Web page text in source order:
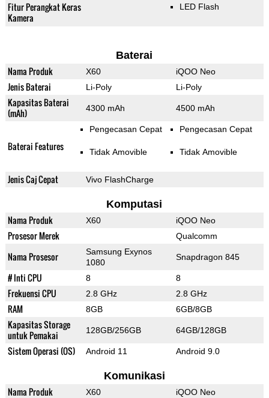
Fitur Perangkat Keras
Kamera
LED Flash
Baterai
Nama Produk X60 iQOO Neo
Jenis Baterai Li-Poly Li-Poly
Kapasitas Baterai
(mAh)
4300 mAh 4500 mAh
Baterai Features
Pengecasan Cepat
Tidak Amovible
Pengecasan Cepat
Tidak Amovible
Jenis Caj Cepat Vivo FlashCharge
Komputasi
Nama Produk X60 iQOO Neo
Prosesor Merek Qualcomm
Nama Prosesor
Samsung Exynos
1080
Snapdragon 845
# Inti CPU 8 8
Frekuensi CPU 2.8 GHz 2.8 GHz
RAM 8GB 6GB/8GB
Kapasitas Storage
untuk Pemakai
128GB/256GB 64GB/128GB
Sistem Operasi (OS) Android 11 Android 9.0
Komunikasi
Nama Produk X60 iQOO Neo